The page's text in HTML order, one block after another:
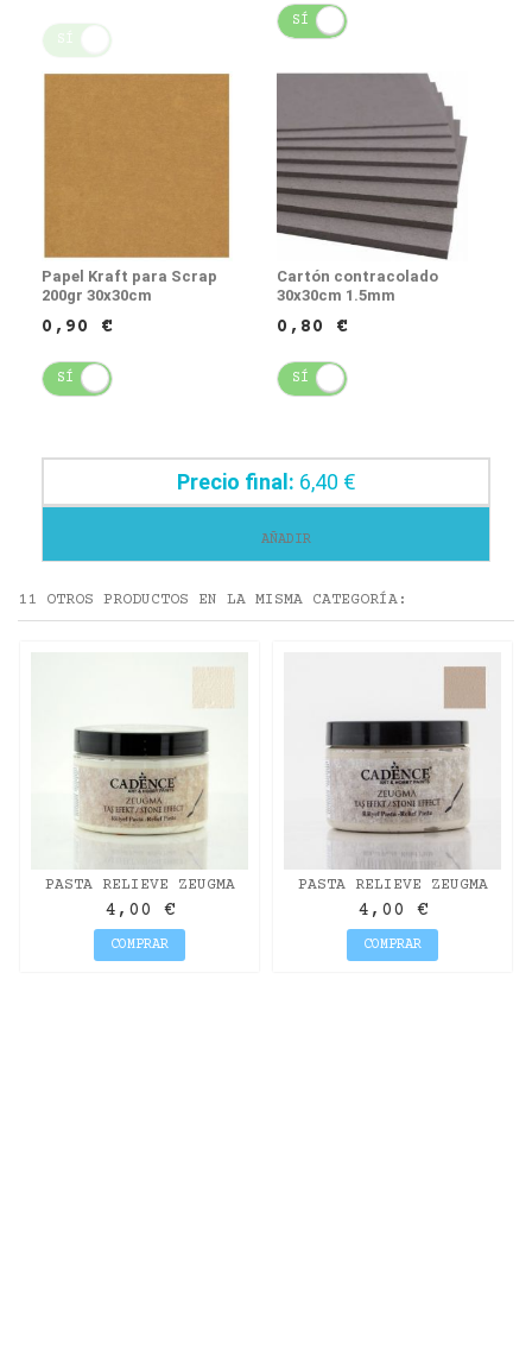
SÍ
SÍ
Papel Kraft para Scrap
200gr 30x30cm
0,90 €
SÍ
Cartón contracolado
30x30cm 1.5mm
0,80 €
SÍ
Precio final: 6,40 €
AÑADIR
11 OTROS PRODUCTOS EN LA MISMA CATEGORÍA:
PASTA RELIEVE ZEUGMA
EFECTO PIEDRA CADENCE
150ML GAIA
4,00 €
COMPRAR
PASTA RELIEVE ZEUGMA
EFECTO PIEDRA CADENCE
150ML TRITÓN
4,00 €
COMPRAR